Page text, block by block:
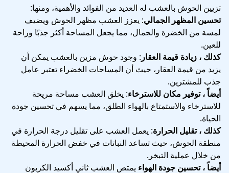
تزيين الحوش بالعشب له العديد من الفوائد والأهمية، ومنها:
تحسين المظهر الجمالي: يعزز العشب مظهر الحوش ويضيف
لمسة من الخضرة والجمال، مما يجعل المساحة أكثر جذبًا وراحة
للعين.
كذلك ، زيادة قيمة العقار : وجود حوش مزين بالعشب يمكن أن
يزيد من قيمة العقار، حيث أن المساحات الخضراء تعتبر عامل
جذب للمشترين.
أيضاً ، توفير مكان للاسترخاء: يخلق العشب مساحة مريحة
للاسترخاء والاستمتاع بالهواء الطلق، مما يسهم في تحسين جودة
الحياة.
كذلك ، تقليل الحرارة: يعمل العشب على تقليل درجة الحرارة في
منطقة الحوش، حيث تساعد النباتات في خفض الحرارة المحيطة
من خلال عملية التبخر.
أيضاً ، تحسين جودة الهواء يمتص العشب ثاني أكسيد الكربون